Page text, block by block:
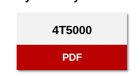
4T5000
PDF